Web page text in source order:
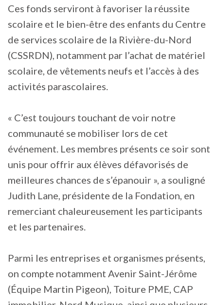
Ces fonds serviront à favoriser la réussite
scolaire et le bien-être des enfants du Centre
de services scolaire de la Rivière-du-Nord
(CSSRDN), notamment par l’achat de matériel
scolaire, de vêtements neufs et l’accès à des
activités parascolaires.
« C’est toujours touchant de voir notre
communauté se mobiliser lors de cet
événement. Les membres présents ce soir sont
unis pour offrir aux élèves défavorisés de
meilleures chances de s’épanouir », a souligné
Judith Lane, présidente de la Fondation, en
remerciant chaleureusement les participants
et les partenaires.
Parmi les entreprises et organismes présents,
on compte notamment Avenir Saint-Jérôme
(Équipe Martin Pigeon), Toiture PME, CAP